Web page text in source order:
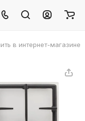
в интернет-магазине